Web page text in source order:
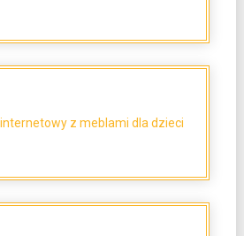
z meblami dla dzieci